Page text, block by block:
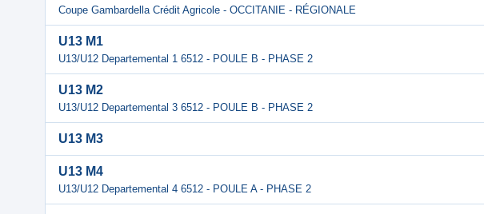
Coupe Gambardella Crédit Agricole - OCCITANIE - RÉGIONALE
U13 M1
U13/U12 Departemental 1 6512 - POULE B - PHASE 2
U13 M2
U13/U12 Departemental 3 6512 - POULE B - PHASE 2
U13 M3
U13 M4
U13/U12 Departemental 4 6512 - POULE A - PHASE 2